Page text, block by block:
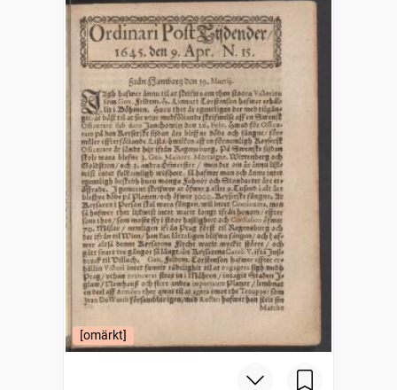
[omärkt]